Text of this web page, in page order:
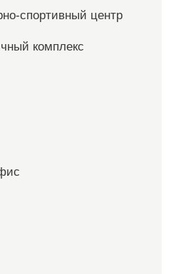
спортивный центр
комплекс